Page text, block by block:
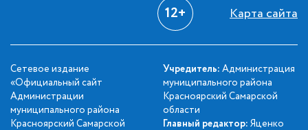
12+ Карта сайта
Сетевое издание
«Официальный сайт
Администрации
муниципального района
Красноярский Самарской
Учредитель: Администрация
муниципального района
Красноярский Самарской
области
Главный редактор: Яценко